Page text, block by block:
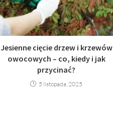
Jesienne cięcie drzew i krzewów
owocowych – co, kiedy i jak
przycinać?
5 listopada, 2025